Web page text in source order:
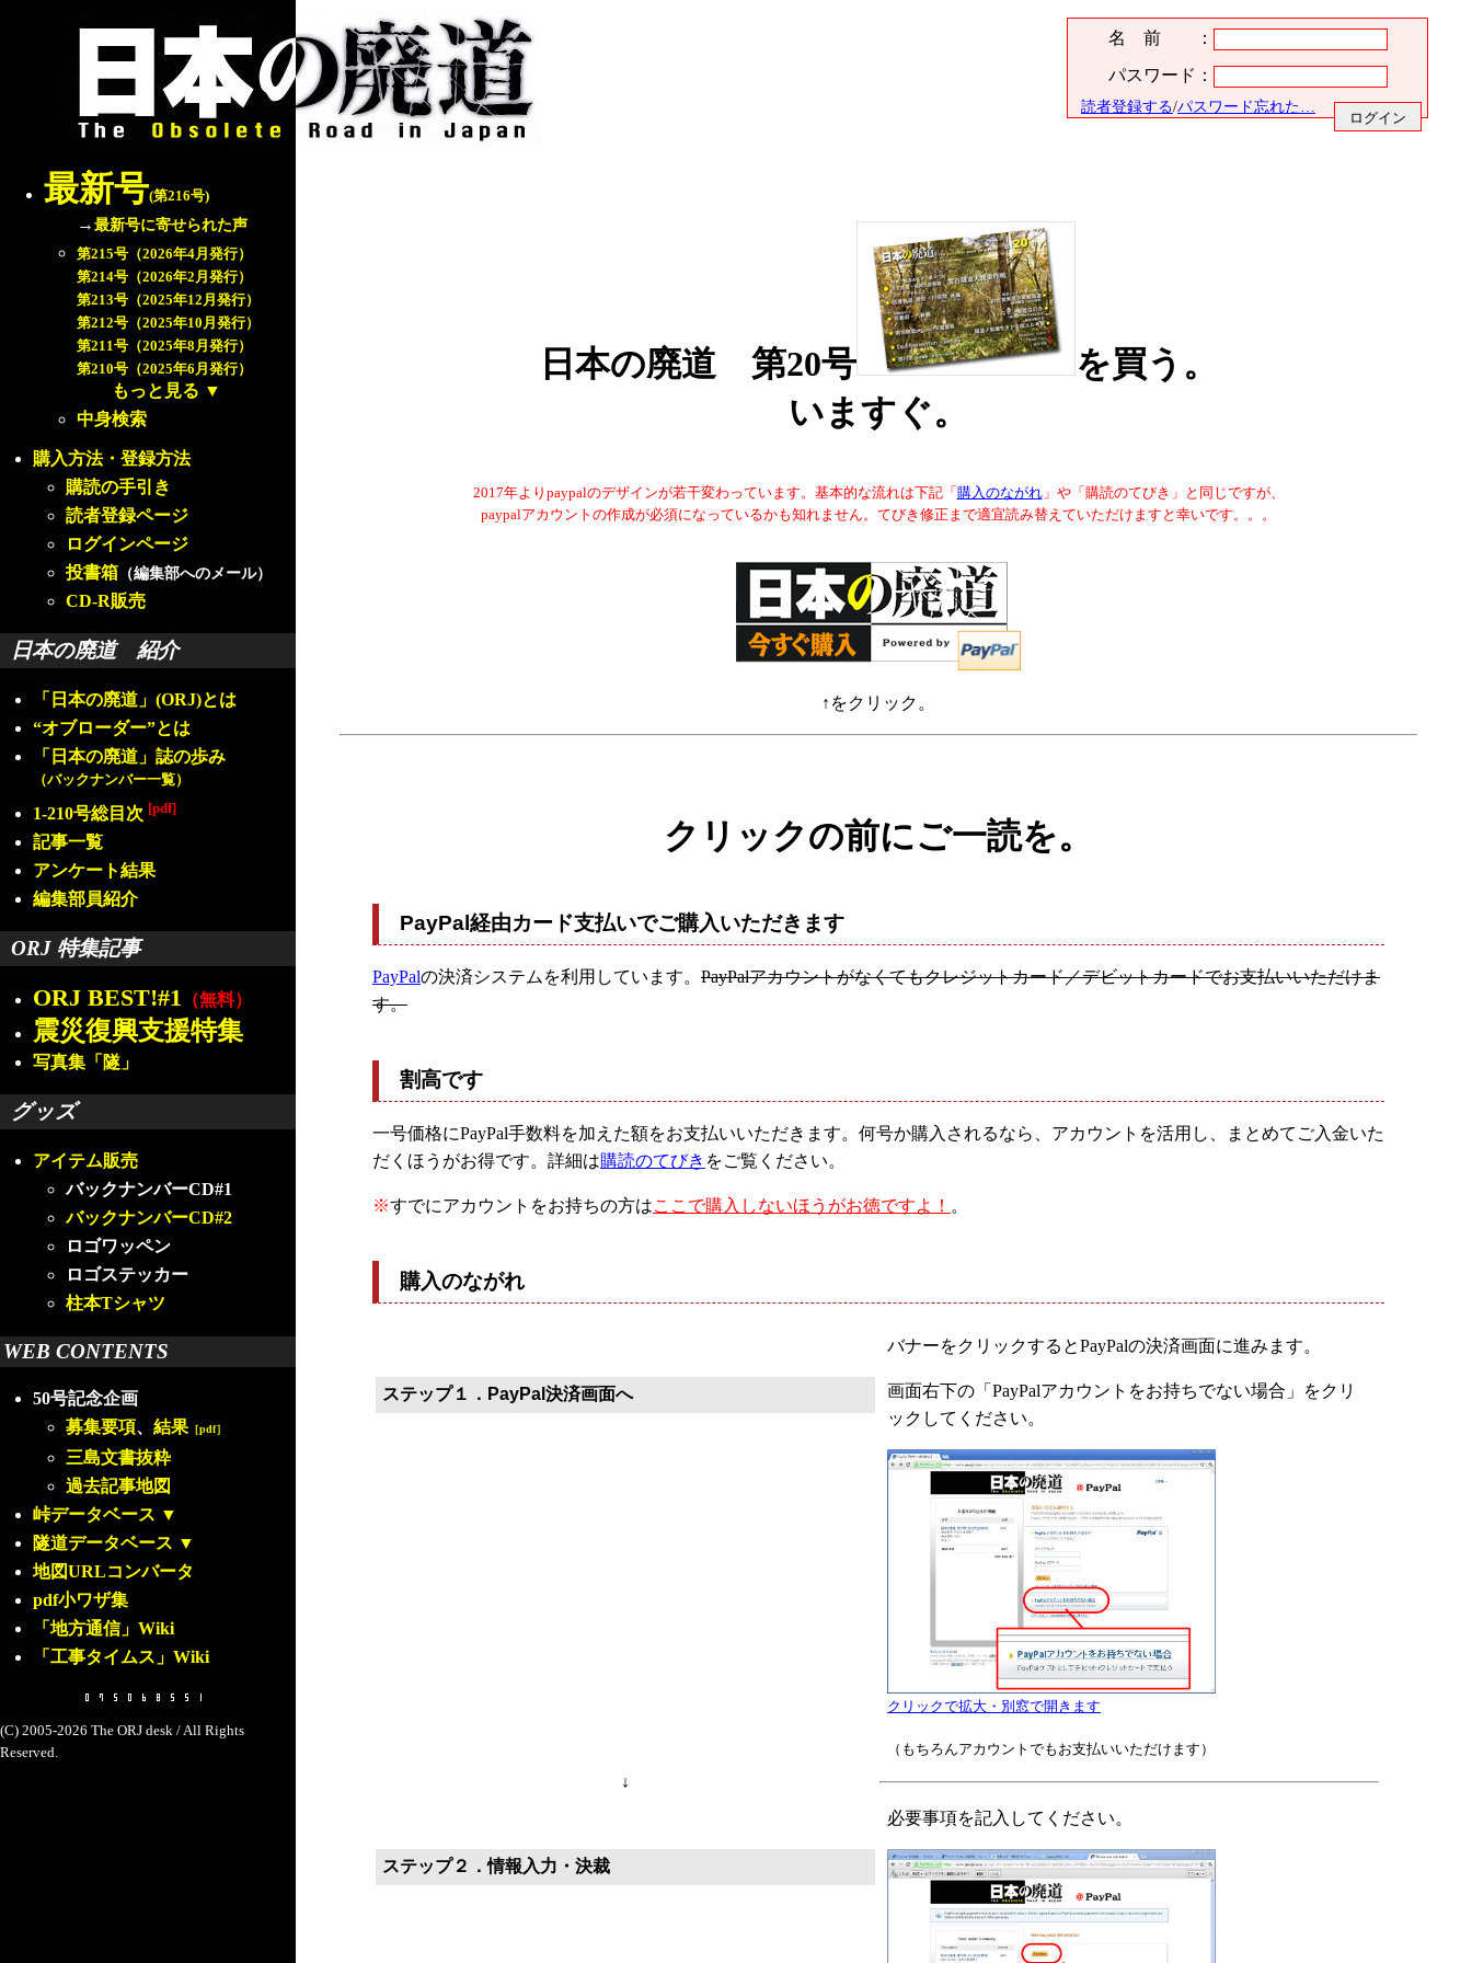
名 前 ：
パスワード：
読者登録する/パスワード忘れた…
最新号(第216号)
→最新号に寄せられた声
第215号（2026年4月発行）
第214号（2026年2月発行）
第213号（2025年12月発行）
第212号（2025年10月発行）
第211号（2025年8月発行）
第210号（2025年6月発行）
もっと見る ▼
中身検索
購入方法・登録方法
購読の手引き
読者登録ページ
ログインページ
投書箱 （編集部へのメール）
CD-R販売
日本の廃道 紹介
「日本の廃道」(ORJ)とは
“オブローダー”とは
「日本の廃道」誌の歩み
（バックナンバー一覧）
1-210号総目次 [pdf]
記事一覧
アンケート結果
編集部員紹介
ORJ 特集記事
ORJ BEST!#1 （無料）
震災復興支援特集
写真集「隧」
グッズ
アイテム販売
バックナンバーCD#1
バックナンバーCD#2
ロゴワッペン
ロゴステッカー
柱本Tシャツ
WEB CONTENTS
50号記念企画
募集要項、 結果 ［pdf］
三島文書抜粋
過去記事地図
峠データベース ▼
隧道データベース ▼
地図URLコンバータ
pdf小ワザ集
「地方通信」Wiki
「工事タイムス」Wiki
(C) 2005-2026 The ORJ desk / All Rights
Reserved.
日本の廃道 第20号
を買う。
いますぐ。
2017年よりpaypalのデザインが若干変わっています。基本的な流れは下記「 購入のながれ」や「購読のてびき」と同じですが、
paypalアカウントの作成が必須になっているかも知れません。てびき修正まで適宜読み替えていただけますと幸いです。。。
↑をクリック。
クリックの前にご一読を。
PayPal経由カード支払いでご購入いただきます
PayPalの決済システムを利用しています。 PayPalアカウントがなくてもクレジットカード／デビットカードでお支払いいただけま
す。
割高です
一号価格にPayPal手数料を加えた額をお支払いいただきます。何号か購入されるなら、アカウントを活用し、まとめてご入金いた
だくほうがお得です。詳細は購読のてびき をご覧ください。
※すでにアカウントをお持ちの方はここで購入しないほうがお徳ですよ！ 。
購入のながれ
ステップ１．PayPal決済画面へ
バナーをクリックするとPayPalの決済画面に進みます。
画面右下の「PayPalアカウントをお持ちでない場合」をクリ
ックしてください。
クリックで拡大・別窓で開きます
（もちろんアカウントでもお支払いいただけます）
↓
ステップ２．情報入力・決裁
必要事項を記入してください。